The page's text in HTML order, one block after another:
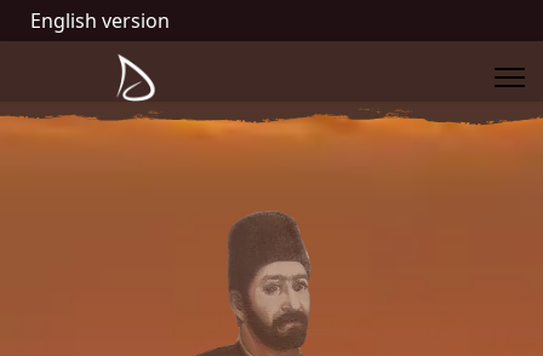
English version